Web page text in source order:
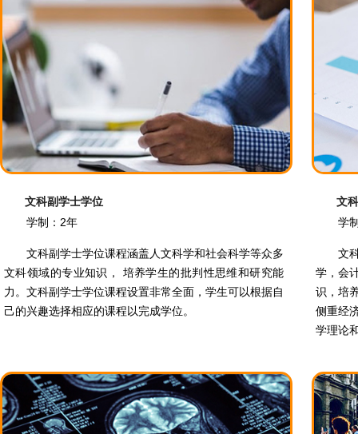
文科副学士学位
学制：2年
文科副学士学位课程涵盖人文科学和社会科学等众多
文科领域的专业知识， 培养学生的批判性思维和研究能
力。文科副学士学位课程设置非常全面，学生可以根据自
己的兴趣选择相应的课程以完成学位。
文
学
文
学，会
识，培
侧重经
学理论